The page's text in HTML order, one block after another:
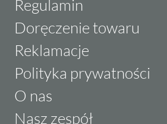
Regulamin
Doręczenie towaru
Reklamacje
Polityka prywatności
O nas
Nasz zespół